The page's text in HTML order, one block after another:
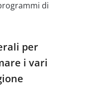
di
per
i vari